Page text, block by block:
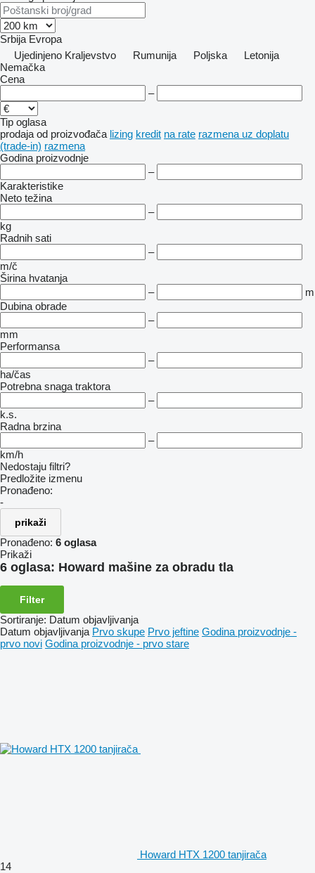
Srbija Evropa
Ujedinjeno Kraljevstvo
Rumunija Poljska
Letonija
Nemačka
Cena
–
Tip oglasa
prodaja od proizvođača lizing kredit na rate razmena uz doplatu
(trade-in) razmena
Godina proizvodnje
–
Karakteristike
Neto težina
–
kg
Radnih sati
–
m/č
Širina hvatanja
–
m
Dubina obrade
–
mm
Performansa
–
ha/čas
Potrebna snaga traktora
–
k.s.
Radna brzina
–
km/h
Nedostaju filtri?
Predložite izmenu
Pronađeno:
-
prikaži
Pronađeno: 6 oglasa
Prikaži
6 oglasa: Howard mašine za obradu tla
Filter
Sortiranje: Datum objavljivanja
Datum objavljivanja Prvo skupe Prvo jeftine Godina proizvodnje -
prvo novi Godina proizvodnje - prvo stare
Howard HTX 1200 tanjirača
14